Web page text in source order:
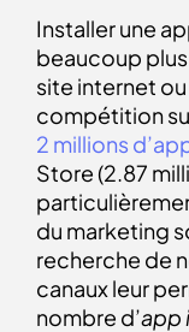
Installer une
beaucoup
site internet
compétition
2 millions
Store (2.87
du marketing
recherche de
canaux leur
nombre d’app